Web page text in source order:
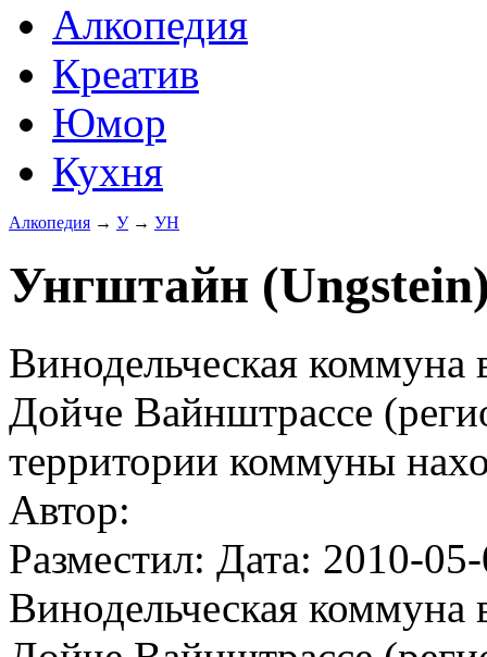
Алкопедия
Креатив
Юмор
Кухня
Алкопедия → У→ УН
Унгштайн
Винодельческая коммуна
Дойче Вайнштрассе
территории коммуны
Автор:
Разместил: Дата: 2010-
Винодельческая коммуна